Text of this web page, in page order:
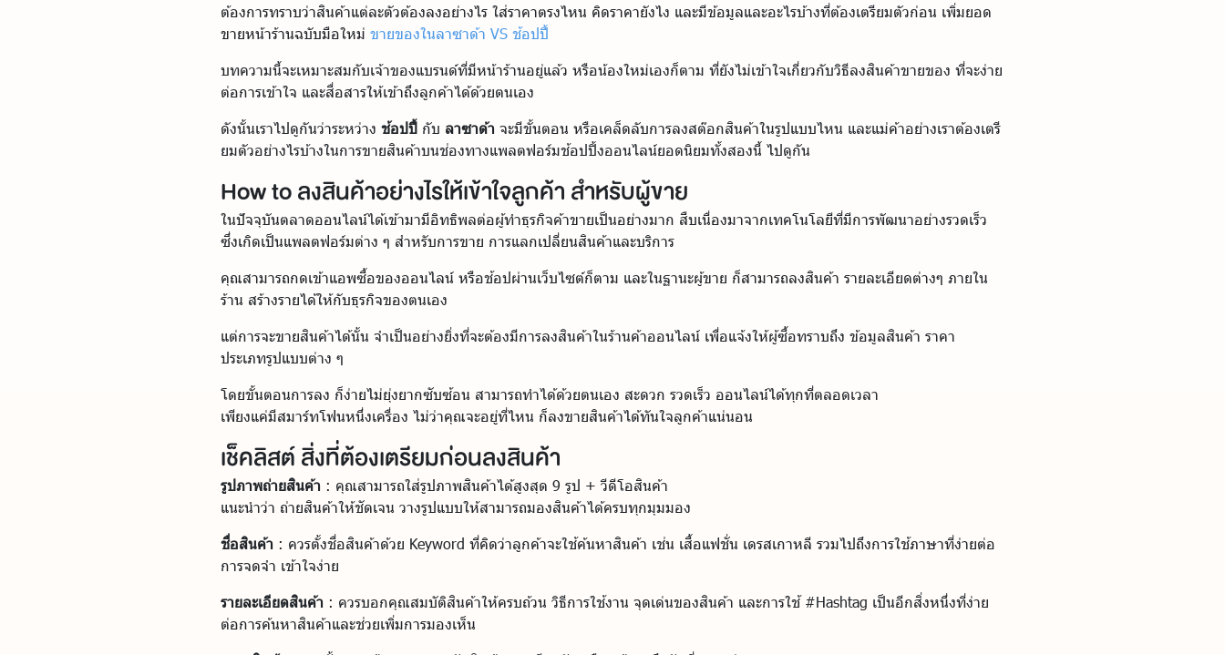
ต้องการทราบว่าสินค้าแต่ละตัวต้องลงอย่างไร ใส่ราคาตรงไหน คิดราคายังไง และมีข้อมูลและอะไรบ้างที่ต้องเตรียมตัวก่อน เพิ่มยอด
ขายหน้าร้านฉบับมือใหม่ ขายของในลาซาด้า VS ช้อปปี้
บทความนี้จะเหมาะสมกับเจ้าของแบรนด์ที่มีหน้าร้านอยู่แล้ว หรือน้องใหม่เองก็ตาม ที่ยังไม่เข้าใจเกี่ยวกับวิธีลงสินค้าขายของ ที่จะง่าย
ต่อการเข้าใจ และสื่อสารให้เข้าถึงลูกค้าได้ด้วยตนเอง
ดังนั้นเราไปดูกันว่าระหว่าง ช้อปปี้ กับ ลาซาด้า จะมีขั้นตอน หรือเคล็ดลับการลงสต๊อกสินค้าในรูปแบบไหน และแม่ค้าอย่างเราต้องเตรี
ยมตัวอย่างไรบ้างในการขายสินค้าบนช่องทางแพลตฟอร์มช้อปปิ้งออนไลน์ยอดนิยมทั้งสองนี้ ไปดูกัน
How to ลงสินค้าอย่างไรให้เข้าใจลูกค้า สำหรับผู้ขาย
ในปัจจุบันตลาดออนไลน์ได้เข้ามามีอิทธิพลต่อผู้ทำธุรกิจค้าขายเป็นอย่างมาก สืบเนื่องมาจากเทคโนโลยีที่มีการพัฒนาอย่างรวดเร็ว
ซึ่งเกิดเป็นแพลตฟอร์มต่าง ๆ สำหรับการขาย การแลกเปลี่ยนสินค้าและบริการ
คุณสามารถกดเข้าแอพซื้อของออนไลน์ หรือช้อปผ่านเว็บไซต์ก็ตาม และในฐานะผู้ขาย ก็สามารถลงสินค้า รายละเอียดต่างๆ ภายใน
ร้าน สร้างรายได้ให้กับธุรกิจของตนเอง
แต่การจะขายสินค้าได้นั้น จำเป็นอย่างยิ่งที่จะต้องมีการลงสินค้าในร้านค้าออนไลน์ เพื่อแจ้งให้ผู้ซื้อทราบถึง ข้อมูลสินค้า ราคา
ประเภทรูปแบบต่าง ๆ
โดยขั้นตอนการลง ก็ง่ายไม่ยุ่งยากซับซ้อน สามารถทำได้ด้วยตนเอง สะดวก รวดเร็ว ออนไลน์ได้ทุกที่ตลอดเวลา
เพียงแค่มีสมาร์ทโฟนหนึ่งเครื่อง ไม่ว่าคุณจะอยู่ที่ไหน ก็ลงขายสินค้าได้ทันใจลูกค้าแน่นอน
เช็คลิสต์ สิ่งที่ต้องเตรียมก่อนลงสินค้า
รูปภาพถ่ายสินค้า : คุณสามารถใส่รูปภาพสินค้าได้สูงสุด 9 รูป + วีดีโอสินค้า
แนะนำว่า ถ่ายสินค้าให้ชัดเจน วางรูปแบบให้สามารถมองสินค้าได้ครบทุกมุมมอง
ชื่อสินค้า : ควรตั้งชื่อสินค้าด้วย Keyword ที่คิดว่าลูกค้าจะใช้ค้นหาสินค้า เช่น เสื้อแฟชั่น เดรสเกาหลี รวมไปถึงการใช้ภาษาที่ง่ายต่อ
การจดจำ เข้าใจง่าย
รายละเอียดสินค้า : ควรบอกคุณสมบัติสินค้าให้ครบถ้วน วิธีการใช้งาน จุดเด่นของสินค้า และการใช้ #Hashtag เป็นอีกสิ่งหนึ่งที่ง่าย
ต่อการค้นหาสินค้าและช่วยเพิ่มการมองเห็น